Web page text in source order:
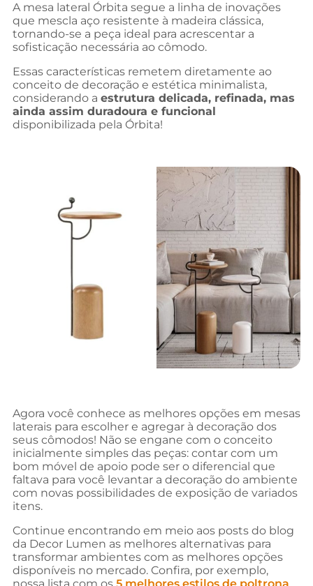
A mesa lateral Órbita segue a linha de inovações
que mescla aço resistente à madeira clássica,
tornando-se a peça ideal para acrescentar a
sofisticação necessária ao cômodo.
Essas características remetem diretamente ao
conceito de decoração e estética minimalista,
considerando a estrutura delicada, refinada, mas
ainda assim duradoura e funcional
disponibilizada pela Órbita!
Agora você conhece as melhores opções em mesas
laterais para escolher e agregar à decoração dos
seus cômodos! Não se engane com o conceito
inicialmente simples das peças: contar com um
bom móvel de apoio pode ser o diferencial que
faltava para você levantar a decoração do ambiente
com novas possibilidades de exposição de variados
itens.
Continue encontrando em meio aos posts do blog
da Decor Lumen as melhores alternativas para
transformar ambientes com as melhores opções
disponíveis no mercado. Confira, por exemplo,